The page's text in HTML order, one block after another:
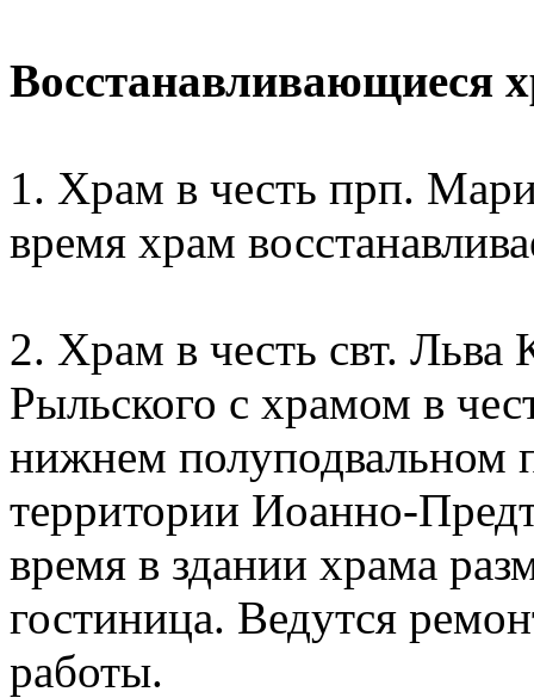
Восстанавливающиеся
1. Храм в честь прп.
время храм
2. Храм в честь свт. Льва
Рыльского с храмом в
нижнем полуподвальном
территории Иоанно-
время в здании храма
гостиница. Ведутся
работы.